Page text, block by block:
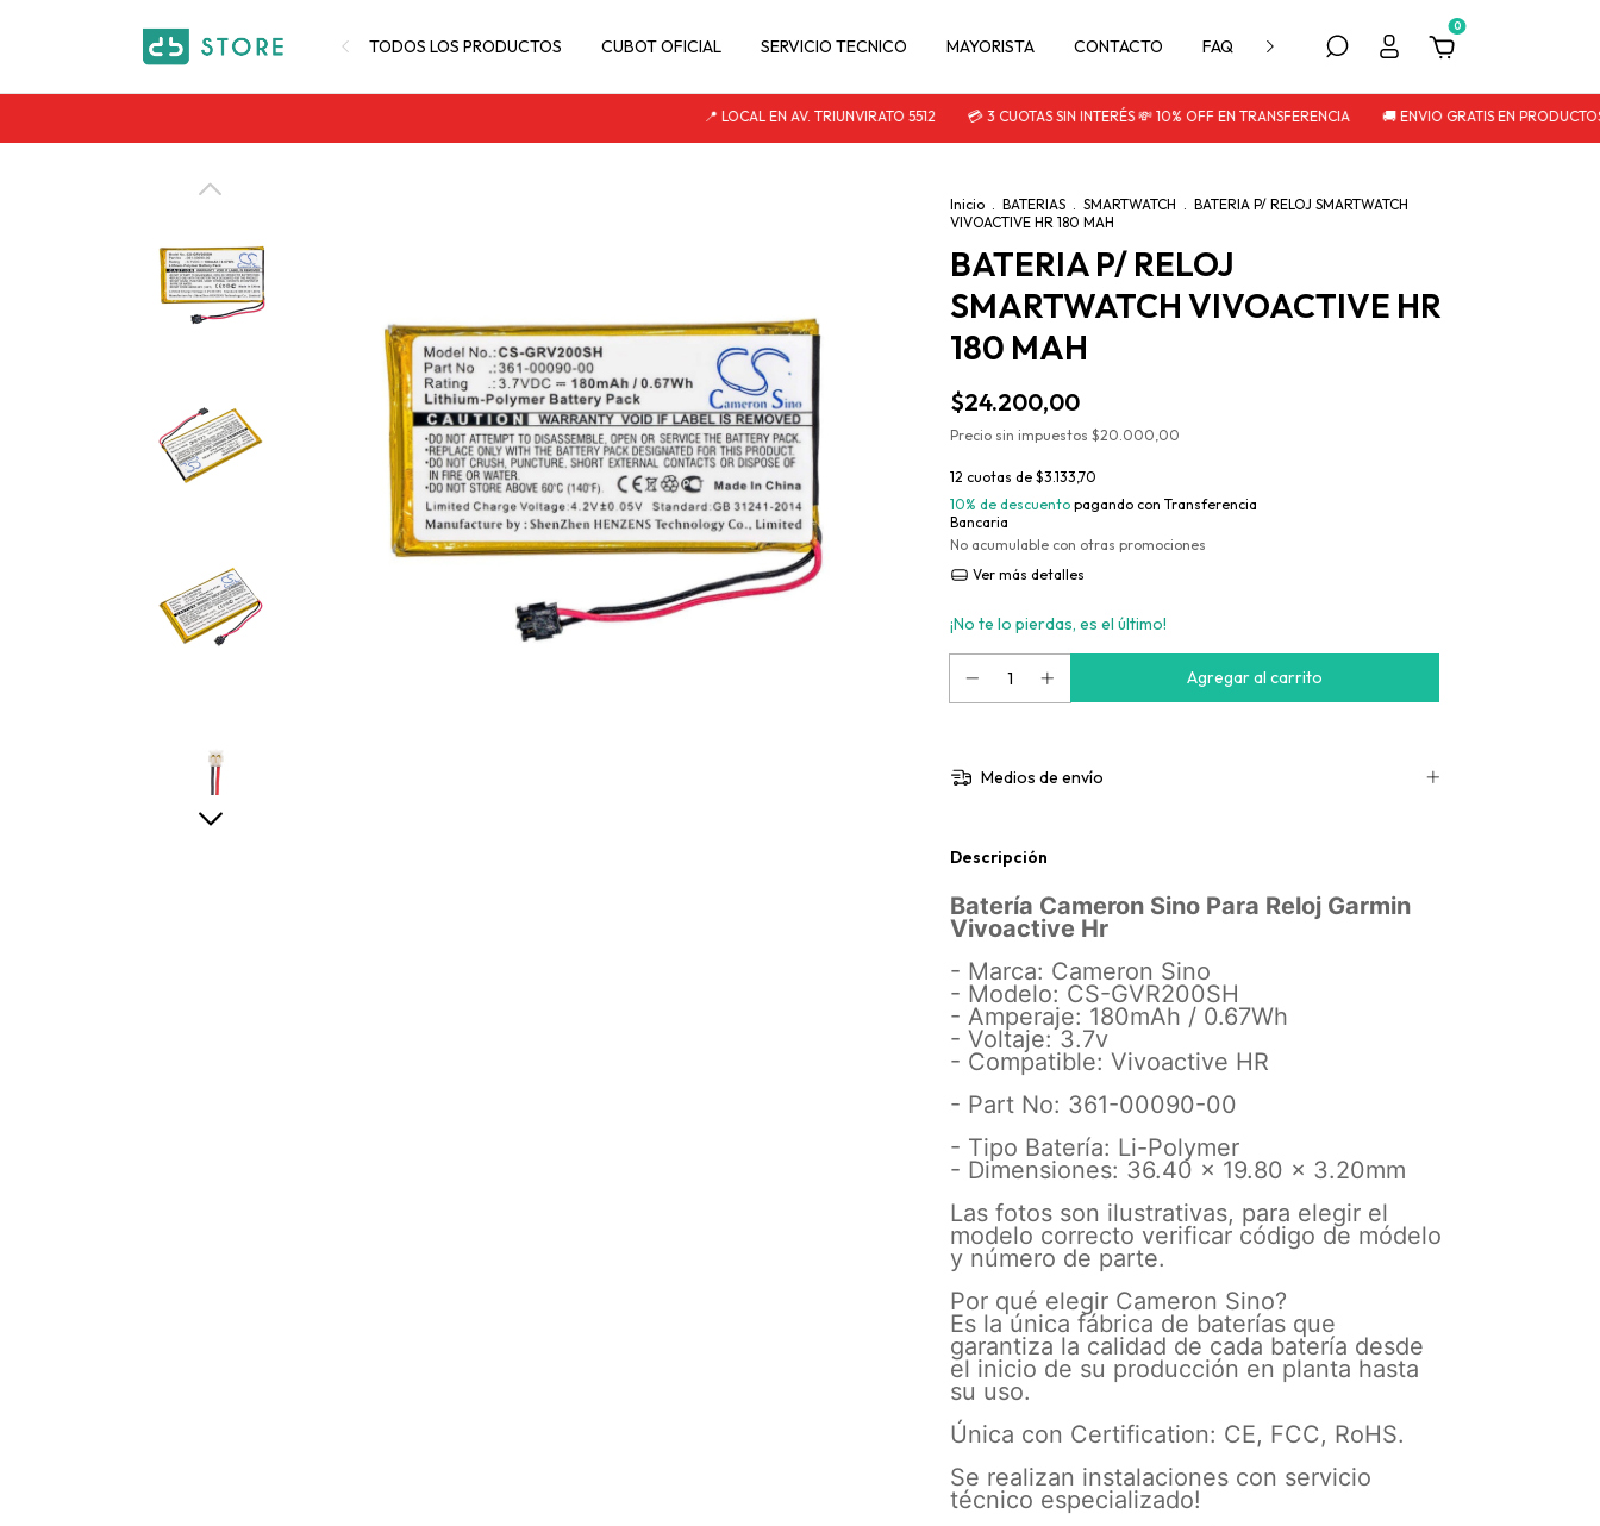
TODOS LOS PRODUCTOS CUBOT OFICIAL SERVICIO TECNICO MAYORISTA CONTACTO FAQ POLITICA DE DEVOLUCIÓN
0
📍 LOCAL EN AV. TRIUNVIRATO 5512 💳 3 CUOTAS SIN INTERÉS 💸 10% OFF EN TRANSFERENCIA 🚚 ENVIO GRATIS EN PRODUCTOS
Inicio . BATERIAS . SMARTWATCH . BATERIA P/ RELOJ SMARTWATCH
VIVOACTIVE HR 180 MAH
BATERIA P/ RELOJ
SMARTWATCH VIVOACTIVE HR
180 MAH
$24.200,00
Precio sin impuestos $20.000,00
12 cuotas de $3.133,70
10% de descuento pagando con Transferencia
Bancaria
No acumulable con otras promociones
Ver más detalles
¡No te lo pierdas, es el último!
Medios de envío
Descripción
Batería Cameron Sino Para Reloj Garmin
Vivoactive Hr
- Marca: Cameron Sino
- Modelo: CS-GVR200SH
- Amperaje: 180mAh / 0.67Wh
- Voltaje: 3.7v
- Compatible: Vivoactive HR
- Part No: 361-00090-00
- Tipo Batería: Li-Polymer
- Dimensiones: 36.40 x 19.80 x 3.20mm
Las fotos son ilustrativas, para elegir el
modelo correcto verificar código de módelo
y número de parte.
Por qué elegir Cameron Sino?
Es la única fábrica de baterías que
garantiza la calidad de cada batería desde
el inicio de su producción en planta hasta
su uso.
Única con Certification: CE, FCC, RoHS.
Se realizan instalaciones con servicio
técnico especializado!